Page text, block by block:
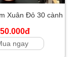
Xuân Đỏ 30 cành
ngay